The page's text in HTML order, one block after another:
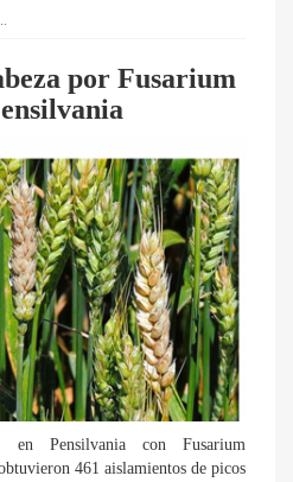
por Fusarium
Pensilvania con Fusarium
461 aislamientos de picos